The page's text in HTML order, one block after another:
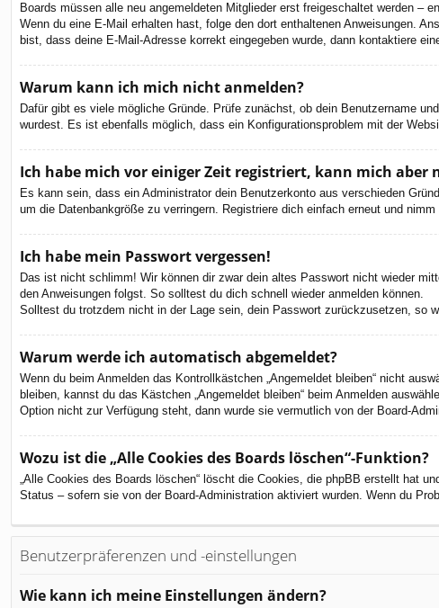
Boards müssen alle neu angemeldeten Mitglieder erst freigeschaltet werden –
Wenn du eine E-Mail erhalten hast, folge den dort enthaltenen Anweisungen.
bist, dass deine E-Mail-Adresse korrekt eingegeben wurde, dann kontaktiere
Warum kann ich mich nicht anmelden?
Dafür gibt es viele mögliche Gründe. Prüfe zunächst, ob dein Benutzername
wurdest. Es ist ebenfalls möglich, dass ein Konfigurationsproblem mit der
Ich habe mich vor einiger Zeit registriert, kann mich aber
Es kann sein, dass ein Administrator dein Benutzerkonto aus verschieden
um die Datenbankgröße zu verringern. Registriere dich einfach erneut und
Ich habe mein Passwort vergessen!
Das ist nicht schlimm! Wir können dir zwar dein altes Passwort nicht wieder
den Anweisungen folgst. So solltest du dich schnell wieder anmelden können.
Solltest du trotzdem nicht in der Lage sein, dein Passwort zurückzusetzen, so
Warum werde ich automatisch abgemeldet?
Wenn du beim Anmelden das Kontrollkästchen „Angemeldet bleiben“ nicht
bleiben, kannst du das Kästchen „Angemeldet bleiben“ beim Anmelden
Option nicht zur Verfügung steht, dann wurde sie vermutlich von der Board-
Wozu ist die „Alle Cookies des Boards löschen“-Funktion?
„Alle Cookies des Boards löschen“ löscht die Cookies, die phpBB erstellt hat
Status – sofern sie von der Board-Administration aktiviert wurden. Wenn du
Benutzerpräferenzen und -einstellungen
Wie kann ich meine Einstellungen ändern?